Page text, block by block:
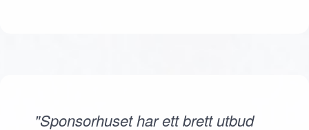
"Sponsorhuset har ett brett utbud